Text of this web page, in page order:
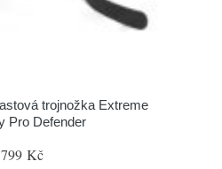
trojnožka Extreme
Pro Defender
Kč